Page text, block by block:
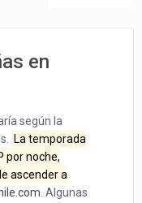
en
según la
La temporada
por noche,
ascender a
. Algunas